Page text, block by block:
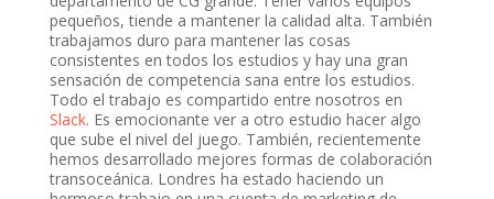
pequeños, tiende a mantener la calidad alta. También
trabajamos duro para mantener las cosas
consistentes en todos los estudios y hay una gran
sensación de competencia sana entre los estudios.
Todo el trabajo es compartido entre nosotros en
Slack. Es emocionante ver a otro estudio hacer algo
que sube el nivel del juego. También, recientemente
hemos desarrollado mejores formas de colaboración
transoceánica. Londres ha estado haciendo un